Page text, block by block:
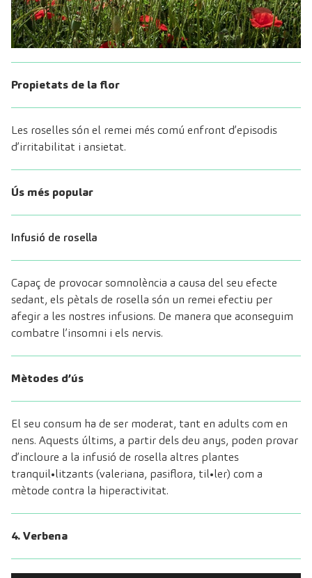
Propietats de la flor
Les roselles són el remei més comú enfront d’episodis
d’irritabilitat i ansietat.
Ús més popular
Infusió de rosella
Capaç de provocar somnolència a causa del seu efecte
sedant, els pètals de rosella són un remei efectiu per
afegir a les nostres infusions. De manera que aconseguim
combatre l’insomni i els nervis.
Mètodes d’ús
El seu consum ha de ser moderat, tant en adults com en
nens. Aquests últims, a partir dels deu anys, poden provar
d’incloure a la infusió de rosella altres plantes
tranquil•litzants (valeriana, pasiflora, til•ler) com a
mètode contra la hiperactivitat.
4. Verbena